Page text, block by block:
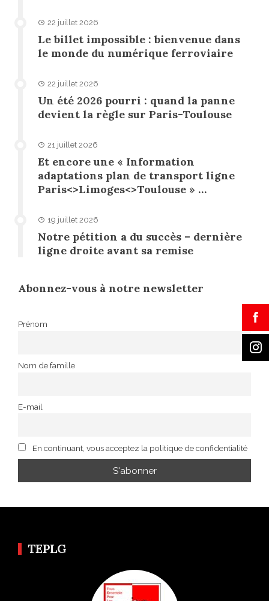
22 juillet 2026
Le billet impossible : bienvenue dans
le monde du numérique ferroviaire
22 juillet 2026
Un été 2026 pourri : quand la panne
devient la règle sur Paris-Toulouse
21 juillet 2026
Et encore une « Information
adaptations plan de transport ligne
Paris<>Limoges<>Toulouse » …
19 juillet 2026
Notre pétition a du succès – dernière
ligne droite avant sa remise
Abonnez-vous à notre newsletter
Prénom
Nom de famille
E-mail
En continuant, vous acceptez la politique de confidentialité
TEPLG